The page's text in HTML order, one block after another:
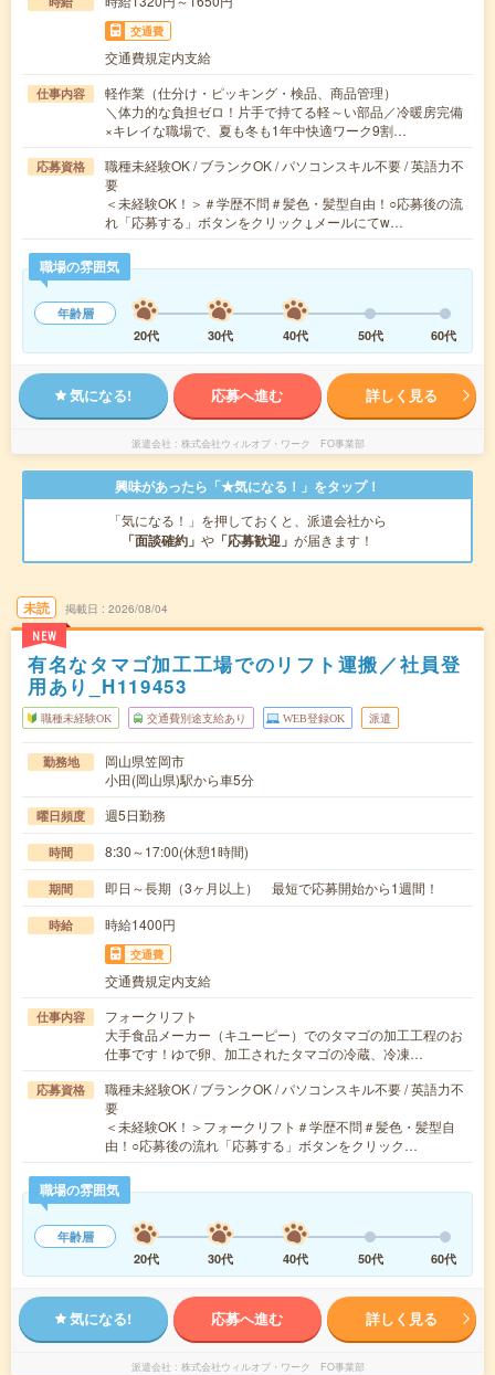
交通費
交通費規定内支給
仕事内容
軽作業（仕分け・ピッキング・検品、商品管理）
＼体力的な負担ゼロ！片手で持てる軽～い部品／冷暖房完備
×キレイな職場で、夏も冬も1年中快適ワーク9割…
応募資格
職種未経験OK / ブランクOK / パソコンスキル不要 / 英語力不
要
＜未経験OK！＞＃学歴不問＃髪色・髪型自由！○応募後の流
れ「応募する」ボタンをクリック↓メールにてw…
職場の雰囲気
年齢層
20代
30代 40代 50代 60代
気になる! 応募へ進む 詳しく見る
派遣会社 株式会社ウィルオブ・ワーク FO事業部
興味があったら「★気になる！」をタップ！
「気になる！」を押しておくと、派遣会社から
「面談確約」 や 「応募歓迎」 が届きます！
未読
NEW
掲載日 2026/08/04
有名なタマゴ加工工場でのリフト運搬／社員登
用あり_H119453
職種未経験OK 交通費別途支給あり WEB登録OK 派遣
勤務地
岡山県笠岡市
小田(岡山県)駅から車5分
曜日頻度 週5日勤務
時間 8:30～17:00(休憩1時間)
期間 即日～長期（3ヶ月以上） 最短で応募開始から1週間！
時給 時給1400円
交通費
交通費規定内支給
仕事内容
フォークリフト
大手食品メーカー（キユーピー）でのタマゴの加工工程のお
仕事です！ゆで卵、加工されたタマゴの冷蔵、冷凍…
応募資格
職種未経験OK / ブランクOK / パソコンスキル不要 / 英語力不
要
＜未経験OK！＞フォークリフト＃学歴不問＃髪色・髪型自
由！○応募後の流れ「応募する」ボタンをクリック…
職場の雰囲気
年齢層
20代
30代 40代 50代 60代
気になる! 応募へ進む 詳しく見る
派遣会社 株式会社ウィルオブ・ワーク FO事業部